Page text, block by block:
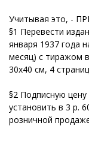
Учитывая это, -
§1 Перевести
января 1937 года
месяц) с тиражом
30x40 см, 4
§2 Подписную
установить в 3 р.
розничной